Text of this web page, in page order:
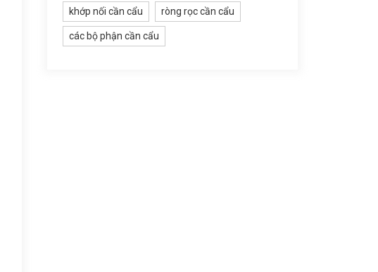
khớp nối cần cẩu ròng rọc cần cẩu
các bộ phận cần cẩu